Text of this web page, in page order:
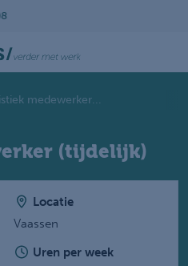
9.2
medewerker...
(tijdelijk)
Locatie
Vaassen
Uren per week